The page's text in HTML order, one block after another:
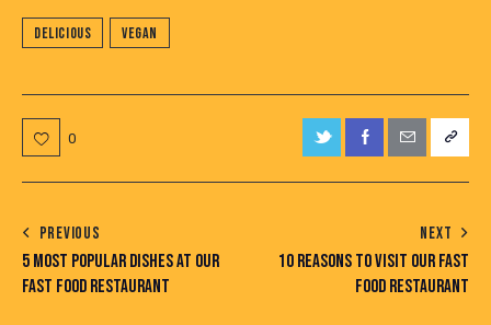
Delicious Vegan
0
POST
NAVIGATION
PREVIOUS
5 MOST POPULAR DISHES AT OUR
FAST FOOD RESTAURANT
NEXT
10 REASONS TO VISIT OUR FAST
FOOD RESTAURANT